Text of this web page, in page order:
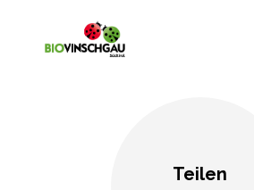
Teilen